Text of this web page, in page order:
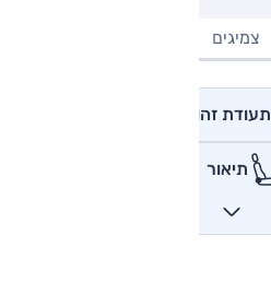
צמיגים
תעודת זהות
תיאור